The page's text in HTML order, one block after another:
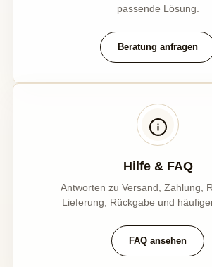
passende Lösung.
Beratung anfragen
Hilfe & FAQ
Antworten zu Versand, Zahlung,
Lieferung, Rückgabe und
FAQ ansehen